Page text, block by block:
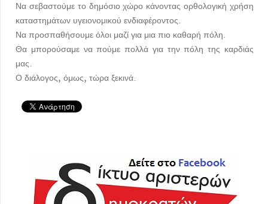
Να σεβαστούμε το δημόσιο χώρο κάνοντας ορθολογική χρήση
καταστημάτων υγειονομικού ενδιαφέροντος.
Να προσπαθήσουμε όλοι μαζί για μια πιο καθαρή πόλη.
Θα μπορούσαμε να πούμε πολλά για την πόλη της καρδιάς
μας.
Ο διάλογος, όμως, τώρα ξεκινά.